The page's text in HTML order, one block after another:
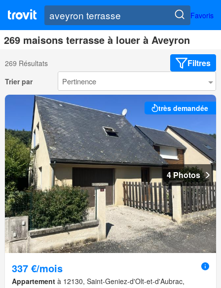
Favoris
269 maisons terrasse à louer à Aveyron
269 Résultats Filtres
Trier par
très demandée
4 Photos
337 €/mois
Appartement à 12130, Saint-Geniez-d'Olt-et-d'Aubrac,